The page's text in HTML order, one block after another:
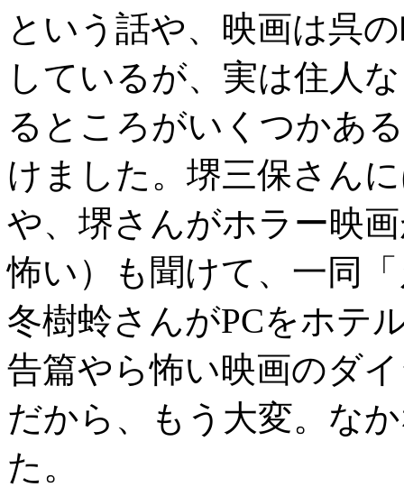
という話や、映画は呉
しているが、実は住人
るところがいくつかあ
けました。堺三保さん
や、堺さんがホラー映
怖い）も聞けて、一同
冬樹蛉さんがPCをホテ
告篇やら怖い映画のダ
だから、もう大変。な
た。